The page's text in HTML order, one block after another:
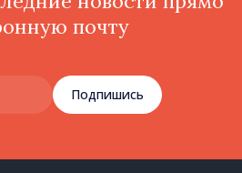
почту
Подпишись